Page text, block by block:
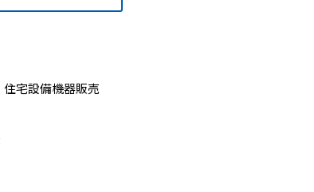
宅設備機器販売